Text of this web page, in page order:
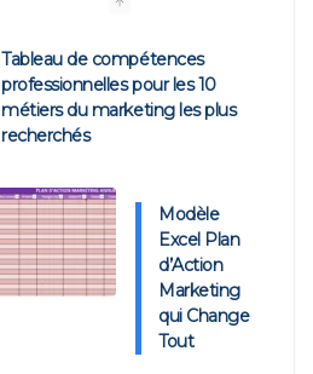
Tableau de compétences
professionnelles pour les 10
métiers du marketing les plus
recherchés
Modèle
Excel Plan
d’Action
Marketing
qui Change
Tout